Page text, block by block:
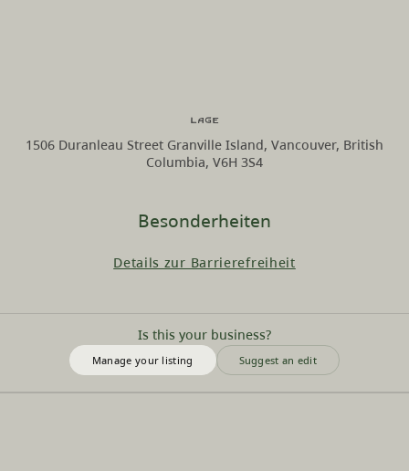
Besonderheiten
Details zur Barrierefreiheit
Is this your business?
Manage your listing Suggest an edit
Lage
1506 Duranleau Street Granville Island, Vancouver, British
Columbia, V6H 3S4